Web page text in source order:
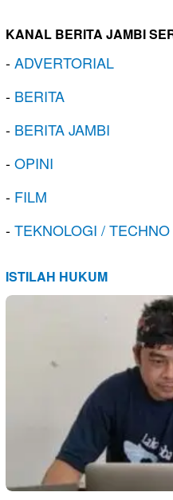
KANAL BERITA JAMBI
-ADVERTORIAL
- BERITA
- BERITA JAMBI
-OPINI
- FILM
-TEKNOLOGI / TECHNO
ISTILAH HUKUM